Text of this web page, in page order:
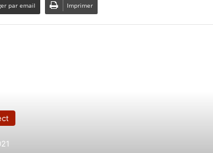
par email Imprimer